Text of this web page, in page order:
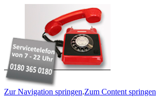
Zur Navigation springen.Zum Content springen